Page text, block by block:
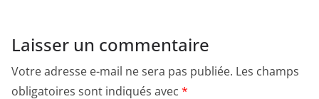
Laisser un commentaire
Votre adresse e-mail ne sera pas publiée. Les champs
obligatoires sont indiqués avec *